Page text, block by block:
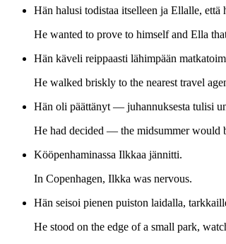
Hän halusi todistaa itselleen ja Ellalle,
He wanted to prove to himself and Ella
Hän käveli reippaasti lähimpään
He walked briskly to the nearest travel
Hän oli päättänyt — juhannuksesta tulisi
He had decided — the midsummer would
Kööpenhaminassa Ilkkaa jännitti.
In Copenhagen, Ilkka was nervous.
Hän seisoi pienen puiston laidalla,
He stood on the edge of a small park,